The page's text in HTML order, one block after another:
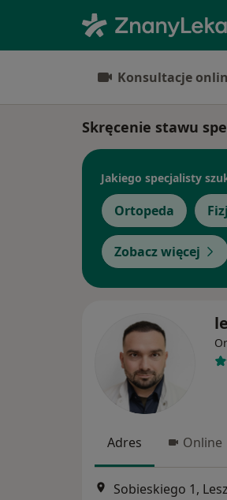
Konsultacje
Skręcenie stawu
Jakiego specjalisty
Ortopeda
Zobacz więcej
Adres Online
Sobieskiego 1,